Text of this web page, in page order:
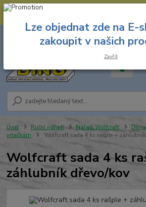
--- Spojovací materiál: 774 431 045 ---
8.00 hod. - 16.00 hod.
Úvod Ruční nářadí Nářadí Wolfcraft Dílna
vrtačkám
Wolfcraft sada 4 ks rašple + záhlubník
Wolfcraft sada 4 ks
záhlubník dřevo/kov
Lze objednat zde na E-
zakoupit v našich
Zavřít